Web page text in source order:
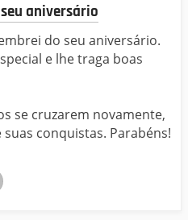
aniversário
do seu aniversário.
e lhe traga boas
se cruzarem novamente,
conquistas. Parabéns!